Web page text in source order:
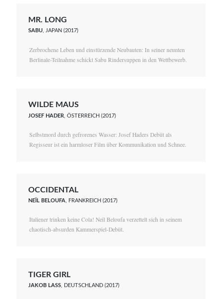
MR. LONG
SABU, JAPAN (2017)
Zerbrochene Leben und einstürzende Neubauten: In seiner neunten
Berlinale-Teilnahme schickt Sabu Rindersuppen in den Wettbewerb.
WILDE MAUS
JOSEF HADER , ÖSTERREICH (2017)
Selbstmord durch gefrorenes Wasser: Josef Haders Debüt als
Regisseur ist ein harmloser Film über Kommunikation und Schnee.
OCCIDENTAL
NEÏL BELOUFA , FRANKREICH (2017)
Italiener trinken keine Cola! Neïl Beloufa verzettelt sich in seinem
chaotisch-absurden Kammerspiel-Debüt.
TIGER GIRL
JAKOB LASS, DEUTSCHLAND (2017)